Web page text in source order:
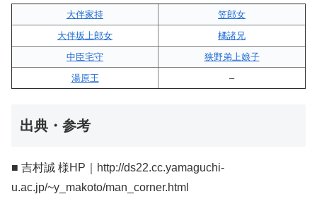
大伴家持
笠郎女
大伴坂上郎女
橘諸兄
中臣宅守
狭野弟上娘子
湯原王
–
出典・参考
■ 吉村誠 様HP｜http://ds22.cc.yamaguchi-
u.ac.jp/~y_makoto/man_corner.html